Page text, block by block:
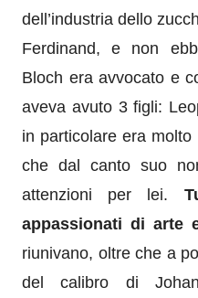
dell’industria dello
Ferdinand,e non
Bloch era avvocato e
aveva avuto 3 figli:
in particolare era
che dal canto suo
attenzioni per lei. T
appassionati di arte
riunivano, oltre che a
del calibro di